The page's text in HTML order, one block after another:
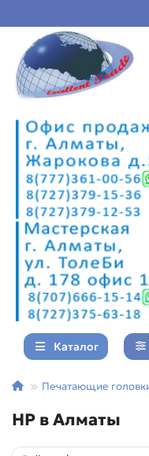
Каталог
Печатающие
HP в Алматы